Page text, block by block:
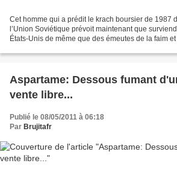
Cet homme qui a prédit le krach boursier de 1987
l’Union Soviétique prévoit maintenant que
États-Unis de même que des émeutes de la faim
Aspartame: Dessous fumant
vente libre...
Publié le 08/05/2011 à 06:18
Par Brujitafr